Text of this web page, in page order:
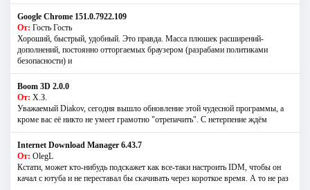
Google Chrome 151.0.7922.109
От: Гость Гость
Хороший, быстрый, удобный. Это правда. Масса плюшек расширений-
дополнений, постоянно отторгаемых браузером (разрабами политиками
безопасности) и
Boom 3D 2.0.0
От: Х.З.
Уважаемый Diakov, сегодня вышло обновление этой чудесной программы, а
кроме вас её никто не умеет грамотно "отрепачить". С нетерпение ждём
Internet Download Manager 6.43.7
От: OlegL
Кстати, может кто-нибудь подскажет как все-таки настроить IDM, чтобы он
качал с ютуба и не переставал бы скачивать через короткое время. А то не раз